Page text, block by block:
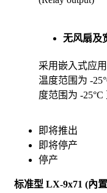
无风扇及
采用嵌入式应
温度范围为 -
度范围为 -25°C
即将推出
即将停产
停产
标准型 LX-9x71 (內